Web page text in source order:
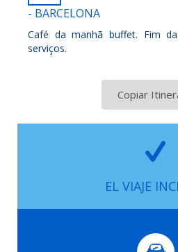
- BARCELONA
Café da manhã buffet. Fim
serviços.
Copiar
EL VIAJE